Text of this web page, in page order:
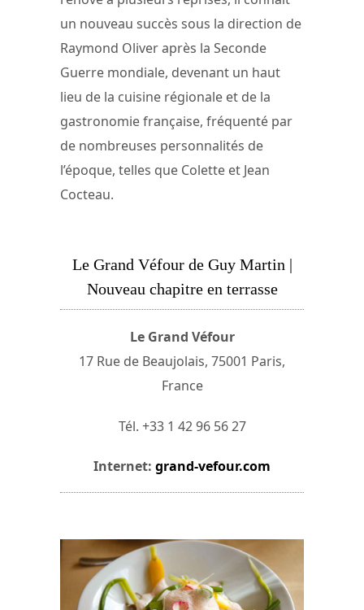
un nouveau succès sous la direction de
Raymond Oliver après la Seconde
Guerre mondiale, devenant un haut
lieu de la cuisine régionale et de la
gastronomie française, fréquenté par
de nombreuses personnalités de
l’époque, telles que Colette et Jean
Cocteau.
Le Grand Véfour de Guy Martin |
Nouveau chapitre en terrasse
Le Grand Véfour
17 Rue de Beaujolais, 75001 Paris,
France
Tél. +33 1 42 96 56 27
Internet: grand-vefour.com